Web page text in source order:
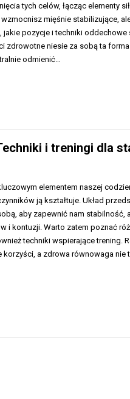
tych celów, łącząc elementy
mięśnie stabilizujące,
jakie pozycje i techniki
zdrowotne niesie za sobą ta
odmienić…
i treningi dla
elementem naszej
ją kształtuje. Układ
aby zapewnić nam stabilność,
i kontuzji. Warto zatem poznać
techniki wspierające trening.
korzyści, a zdrowa równowaga